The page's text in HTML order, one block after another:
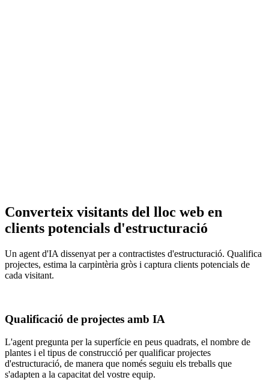
Converteix visitants del lloc web en
clients potencials d'estructuració
Un agent d'IA dissenyat per a contractistes d'estructuració. Qualifica
projectes, estima la carpintèria gròs i captura clients potencials de
cada visitant.
Qualificació de projectes amb IA
L'agent pregunta per la superfície en peus quadrats, el nombre de
plantes i el tipus de construcció per qualificar projectes
d'estructuració, de manera que només seguiu els treballs que
s'adapten a la capacitat del vostre equip.